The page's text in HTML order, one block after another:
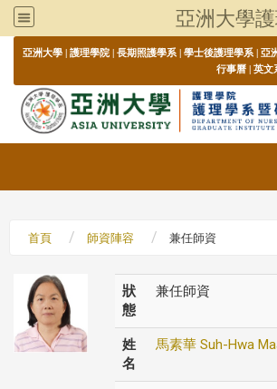
亞洲大學
亞洲大學 | 護理學院 | 長期照護學系 | 學士後護理學系 | 亞
行事曆 | 英文
首頁 師資陣容 兼任師資
狀
態
兼任師資
姓
名
馬素華 Suh-Hwa